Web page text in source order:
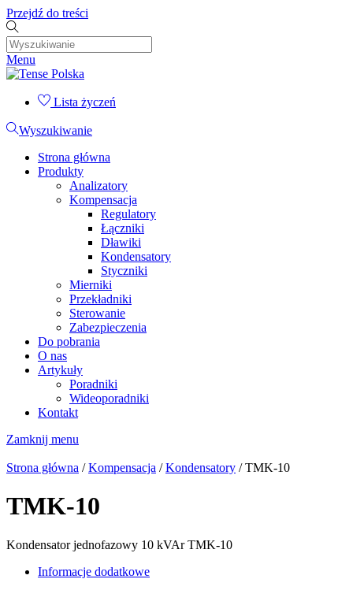
Przejdź do treści
Menu
Lista życzeń
Wyszukiwanie
Strona główna
Produkty
Analizatory
Kompensacja
Regulatory
Łączniki
Dławiki
Kondensatory
Styczniki
Mierniki
Przekładniki
Sterowanie
Zabezpieczenia
Do pobrania
O nas
Artykuły
Poradniki
Wideoporadniki
Kontakt
Zamknij menu
Strona główna /Kompensacja /Kondensatory / TMK-10
TMK-10
Kondensator jednofazowy 10 kVAr TMK-10
Informacje dodatkowe